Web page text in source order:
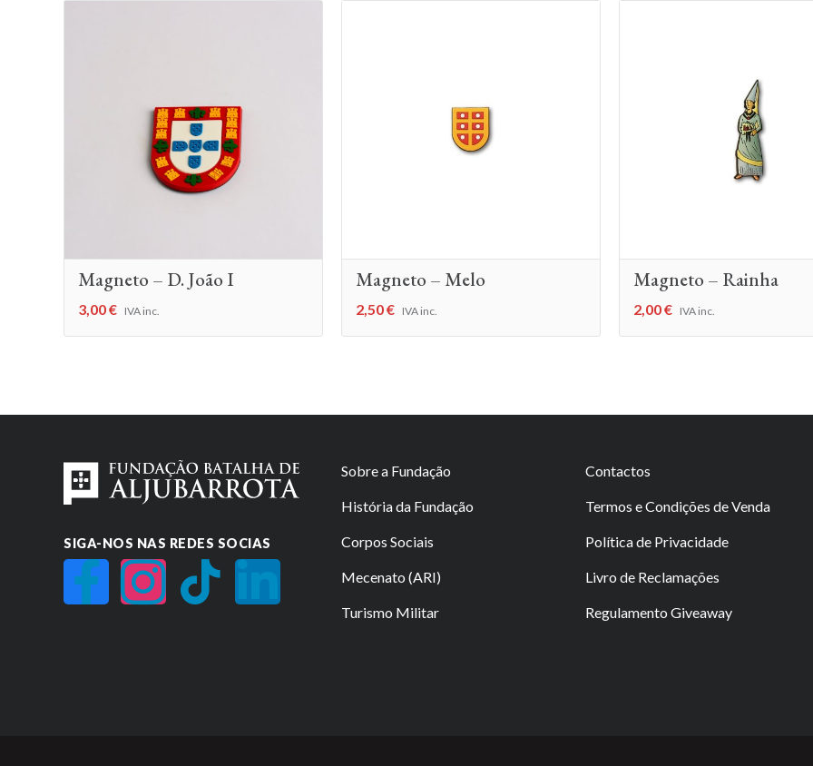
Magneto – D. João I
3,00€ IVA inc.
Magneto – Melo
2,50€ IVA inc.
Magneto – Rainha
2,00€ IVA inc.
SIGA-NOS NAS REDES SOCIAS
Sobre a Fundação
História da Fundação
Corpos Sociais
Mecenato (ARI)
Turismo Militar
Contactos
Termos e Condições de Venda
Política de Privacidade
Livro de Reclamações
Regulamento Giveaway